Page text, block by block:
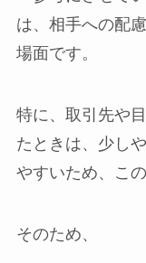
は、相手への配
場面です。
特に、取引先や
たときは、少し
やすいため、こ
そのため、